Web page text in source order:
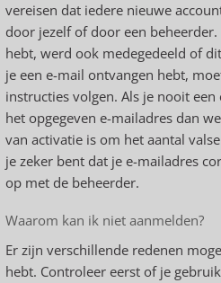
vereisen dat iedere nieuwe
door jezelf of door een
hebt, werd ook medegedeeld of
je een e-mail ontvangen hebt,
instructies volgen. Als je nooit
het opgegeven e-mailadres dan
van activatie is om het aantal
je zeker bent dat je e-mailadres
op met de beheerder.
Waarom kan ik niet aanmelden?
Er zijn verschillende redenen
hebt. Controleer eerst of je